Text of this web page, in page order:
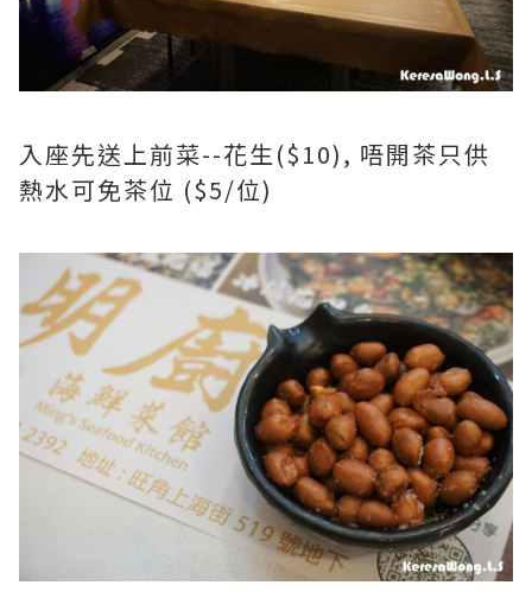
入座先送上前菜--花生($10), 唔開茶只供
熱水可免茶位 ($5/位)